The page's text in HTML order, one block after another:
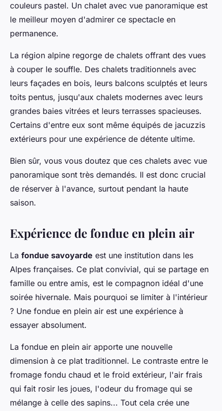
couleurs pastel. Un chalet avec vue panoramique est
le meilleur moyen d'admirer ce spectacle en
permanence.
La région alpine regorge de chalets offrant des vues
à couper le souffle. Des chalets traditionnels avec
leurs façades en bois, leurs balcons sculptés et leurs
toits pentus, jusqu'aux chalets modernes avec leurs
grandes baies vitrées et leurs terrasses spacieuses.
Certains d'entre eux sont même équipés de jacuzzis
extérieurs pour une expérience de détente ultime.
Bien sûr, vous vous doutez que ces chalets avec vue
panoramique sont très demandés. Il est donc crucial
de réserver à l'avance, surtout pendant la haute
saison.
Expérience de fondue en plein air
La fondue savoyarde est une institution dans les
Alpes françaises. Ce plat convivial, qui se partage en
famille ou entre amis, est le compagnon idéal d'une
soirée hivernale. Mais pourquoi se limiter à l'intérieur
? Une fondue en plein air est une expérience à
essayer absolument.
La fondue en plein air apporte une nouvelle
dimension à ce plat traditionnel. Le contraste entre le
fromage fondu chaud et le froid extérieur, l'air frais
qui fait rosir les joues, l'odeur du fromage qui se
mélange à celle des sapins... Tout cela crée une